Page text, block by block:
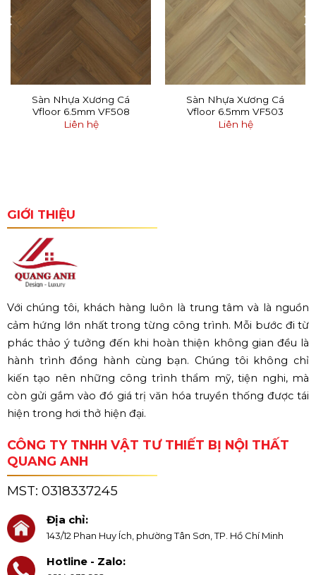
Sàn Nhựa Xương Cá
Vfloor 6.5mm VF508
Liên hệ
Sàn Nhựa Xương Cá
Vfloor 6.5mm VF503
Liên hệ
GIỚI THIỆU
Với chúng tôi, khách hàng luôn là trung tâm và là nguồn
cảm hứng lớn nhất trong từng công trình. Mỗi bước đi từ
phác thảo ý tưởng đến khi hoàn thiện không gian đều là
hành trình đồng hành cùng bạn. Chúng tôi không chỉ
kiến tạo nên những công trình thẩm mỹ, tiện nghi, mà
còn gửi gắm vào đó giá trị văn hóa truyền thống được tái
hiện trong hơi thở hiện đại.
CÔNG TY TNHH VẬT TƯ THIẾT BỊ NỘI THẤT
QUANG ANH
MST: 0318337245
Địa chỉ:
143/12 Phan Huy Ích, phường Tân Sơn, TP. Hồ Chí Minh
Hotline - Zalo: